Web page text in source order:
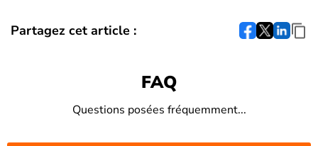
Partagez cet article :
FAQ
Questions posées fréquemment...